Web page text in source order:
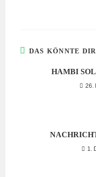
DAS KÖNNTE
HAMBI
26.
1.